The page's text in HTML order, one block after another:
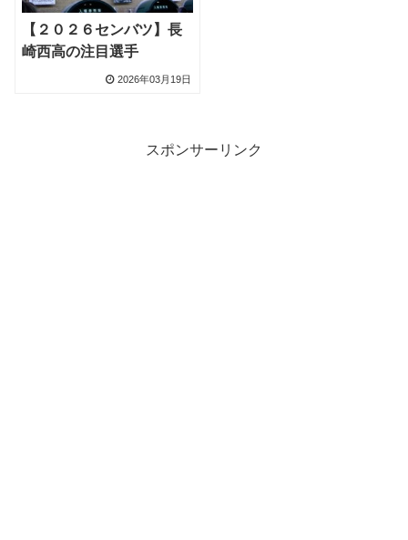
【２０２６センバツ】長
崎西高の注目選手
2026年03月19日
スポンサーリンク